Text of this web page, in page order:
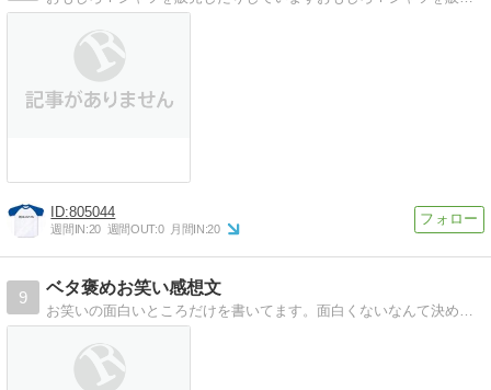
805044
週間IN:20 週間OUT:0 月間IN:20
9
ベタ褒めお笑い感想文
お笑いの面白いところだけを書いてます。面白くないなんて決めつけはよくないですから。食わず嫌いはしませんよ。